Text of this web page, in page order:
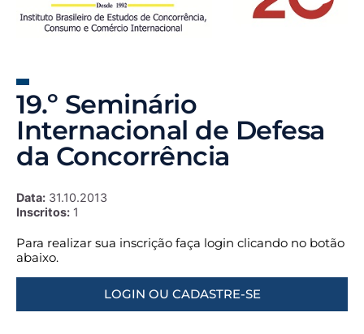
19.º Seminário
Internacional de Defesa
da Concorrência
Data: 31.10.2013
Inscritos: 1
Para realizar sua inscrição faça login clicando no botão
abaixo.
LOGIN OU CADASTRE-SE